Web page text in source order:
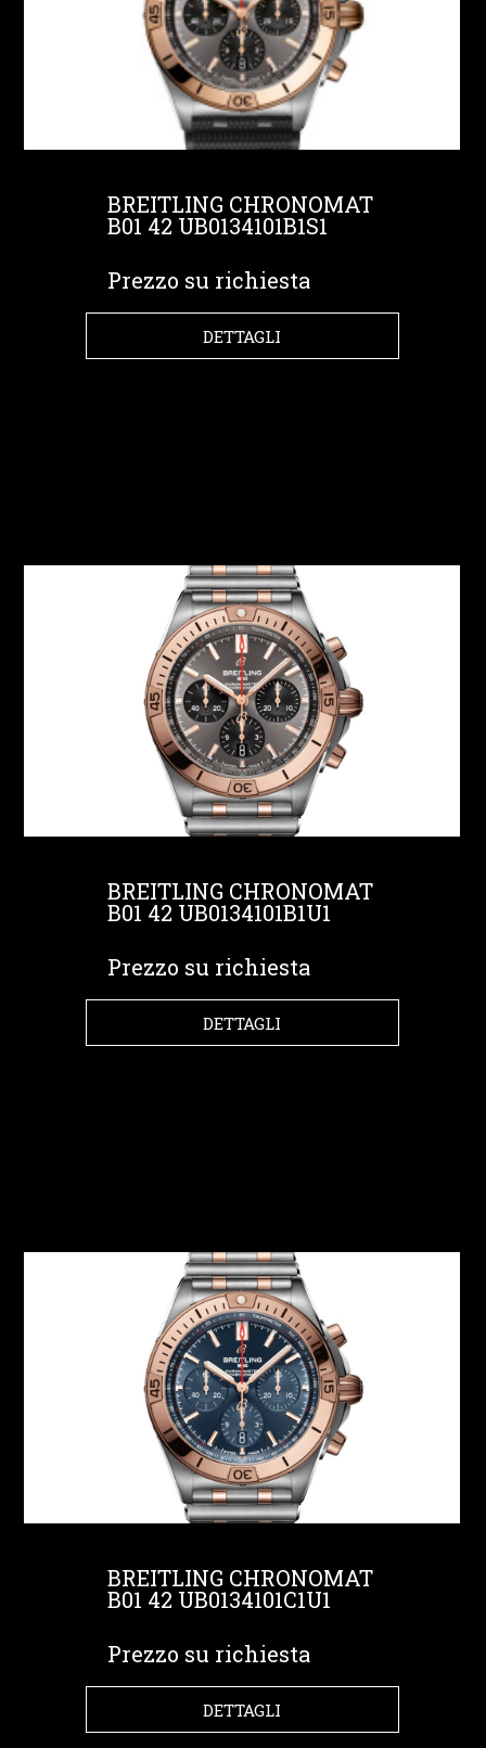
BREITLING CHRONOMAT
B01 42 UB0134101B1S1
Prezzo su richiesta
DETTAGLI
BREITLING CHRONOMAT
B01 42 UB0134101B1U1
Prezzo su richiesta
DETTAGLI
BREITLING CHRONOMAT
B01 42 UB0134101C1U1
Prezzo su richiesta
DETTAGLI